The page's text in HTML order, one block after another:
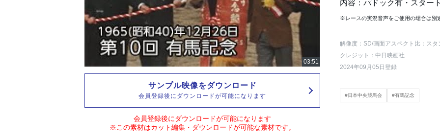
サンプル映像をダウンロード
会員登録後にダウンロードが可能になります
会員登録後にダウンロードが可能になります
※この素材はカット編集・ダウンロードが可能な素材です。
内容：パドック有・スター
※レースの実況音声をご使用の場合は別
解像度：SD/画面アスペクト比：スタ
クレジット：中日映画社
2024年09月05日登録
#日本中央競馬会 #有馬記念